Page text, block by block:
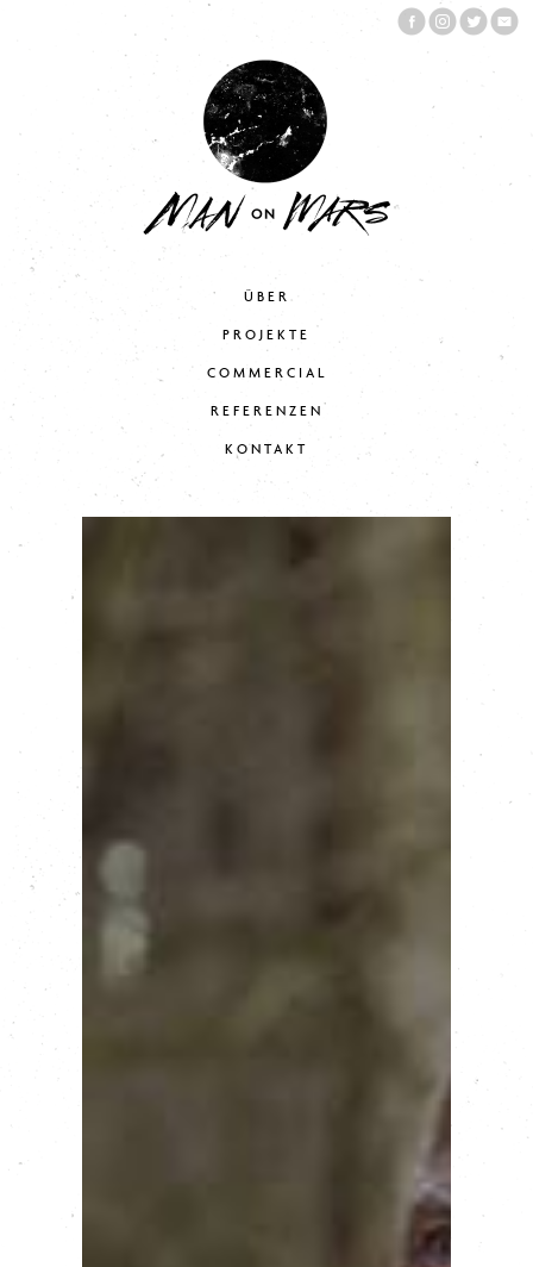
ÜBER
PROJEKTE
COMMERCIAL
REFERENZEN
KONTAKT